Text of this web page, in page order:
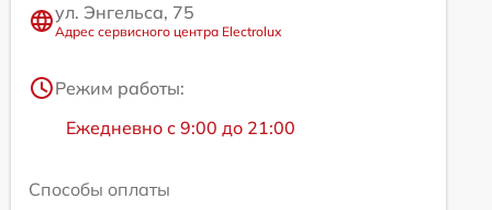
ул. Энгельса, 75
Адрес сервисного центра Electrolux
Режим работы:
Ежедневно с 9:00 до 21:00
Способы оплаты